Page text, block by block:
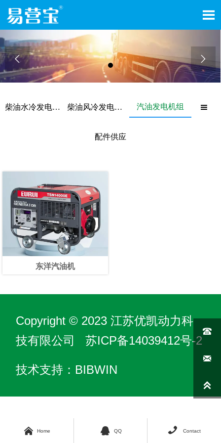

 
柴油水冷发电机组 柴油风冷发电机组 汽油发电机组 
配件供应
东洋汽油机
Copyright © 2023 江苏优凯动力科
技有限公司苏ICP备14039412号-2
技术支持：BIBWIN
 Home  QQ  Contact


